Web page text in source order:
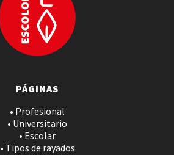
PÁGINAS
• Profesional
• Universitario
• Escolar
• Tipos de rayados